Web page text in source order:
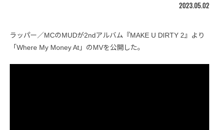
2023.05.02
ラッパー／MCのMUDが2ndアルバム『MAKE U DIRTY 2』より
「Where My Money At」のMVを公開した。